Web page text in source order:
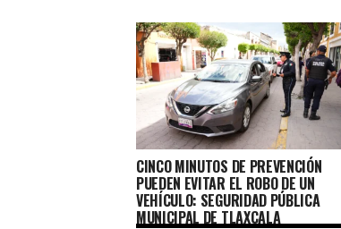
CINCO MINUTOS DE PREVENCIÓN
PUEDEN EVITAR EL ROBO DE UN
VEHÍCULO: SEGURIDAD PÚBLICA
MUNICIPAL DE TLAXCALA